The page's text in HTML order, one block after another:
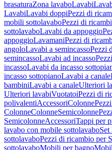
brasaturaZona lavaboLavabi
LavabiLavabi doppiPezzi di
mobili sottolavaboPezzi di
sottolavaboLavabi da appoggio
appoggioLavamaniPezzi di
angoloLavabi a semincassoPezzi
semincassoLavabi ad incasso
incassoLavabi da incasso
incasso sottopianoLavabi a canale
bambiniLavabi a canaleUlteriori
Ulteriori lavabiVuotatoiPezzi di
polivalentiAccessoriColonne
ColonneColonneSemicolonne
SemicolonneAccessoriTappi per
lavabo con mobile sottolavabo
sottolavaboPezzi di ricambio per
sottolavaboMobili per bagno